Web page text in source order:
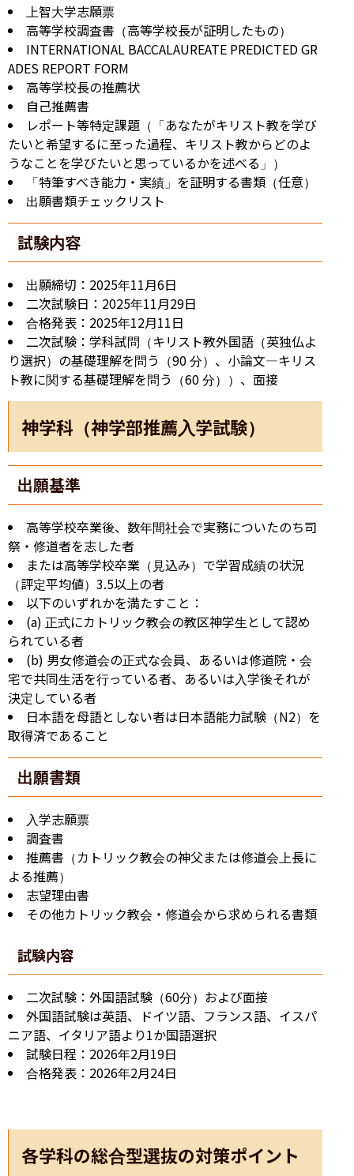
上智大学志願票
高等学校調査書（高等学校長が証明したもの）
INTERNATIONAL BACCALAUREATE PREDICTED GR
ADES REPORT FORM
高等学校長の推薦状
自己推薦書
レポート等特定課題（「あなたがキリスト教を学び
たいと希望するに至った過程、キリスト教からどのよ
うなことを学びたいと思っているかを述べる」）
「特筆すべき能力・実績」を証明する書類（任意）
出願書類チェックリスト
試験内容
出願締切：2025年11月6日
二次試験日：2025年11月29日
合格発表：2025年12月11日
二次試験：学科試問（キリスト教外国語（英独仏よ
り選択）の基礎理解を問う（90 分）、小論文―キリス
ト教に関する基礎理解を問う（60 分））、面接
神学科（神学部推薦入学試験）
出願基準
高等学校卒業後、数年間社会で実務についたのち司
祭・修道者を志した者
または高等学校卒業（見込み）で学習成績の状況
（評定平均値）3.5以上の者
以下のいずれかを満たすこと：
(a) 正式にカトリック教会の教区神学生として認め
られている者
(b) 男女修道会の正式な会員、あるいは修道院・会
宅で共同生活を行っている者、あるいは入学後それが
決定している者
日本語を母語としない者は日本語能力試験（N2）を
取得済であること
出願書類
入学志願票
調査書
推薦書（カトリック教会の神父または修道会上長に
よる推薦）
志望理由書
その他カトリック教会・修道会から求められる書類
試験内容
二次試験：外国語試験（60分）および面接
外国語試験は英語、ドイツ語、フランス語、イスパ
ニア語、イタリア語より1か国語選択
試験日程：2026年2月19日
合格発表：2026年2月24日
各学科の総合型選抜の対策ポイント